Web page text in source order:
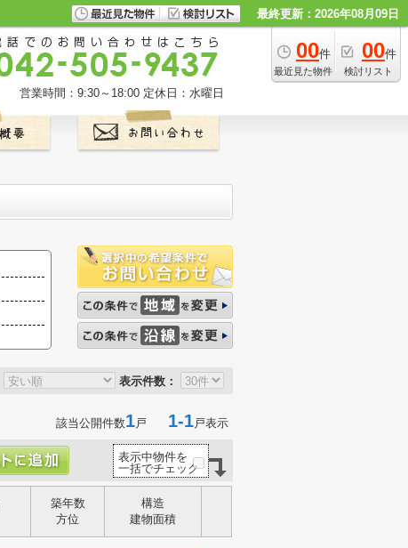
最終更新：2026年08月09日
00件
最近見た物件
00件
検討リスト
営業時間：9:30～18:00 定休日：水曜日
表示件数：
該当公開件数1戸 1-1戸表示
表示中物件を
一括でチェック
築年数
方位
構造
建物面積